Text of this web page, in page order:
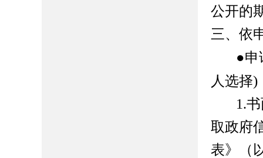
公开的
三、依
●
人选择)
1.
取政府
表》（